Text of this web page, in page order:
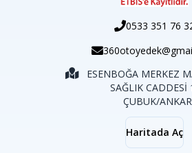
0533 351 76
ESENBOĞA MERKEZ
SAĞLIK CADDESİ
ÇUBUK/
Haritada Aç